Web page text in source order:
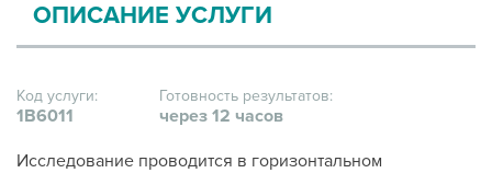
ОПИСАНИЕ УСЛУГИ
Код услуги:
1В6011
Готовность результатов:
через 12 часов
Исследование проводится в горизонтальном